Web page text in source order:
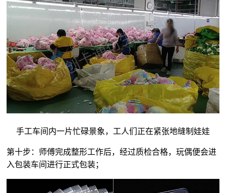
手工车间内一片忙碌景象，工人们正在紧张地缝制娃娃
第十步：师傅完成整形工作后，经过质检合格，玩偶便会进
入包装车间进行正式包装；